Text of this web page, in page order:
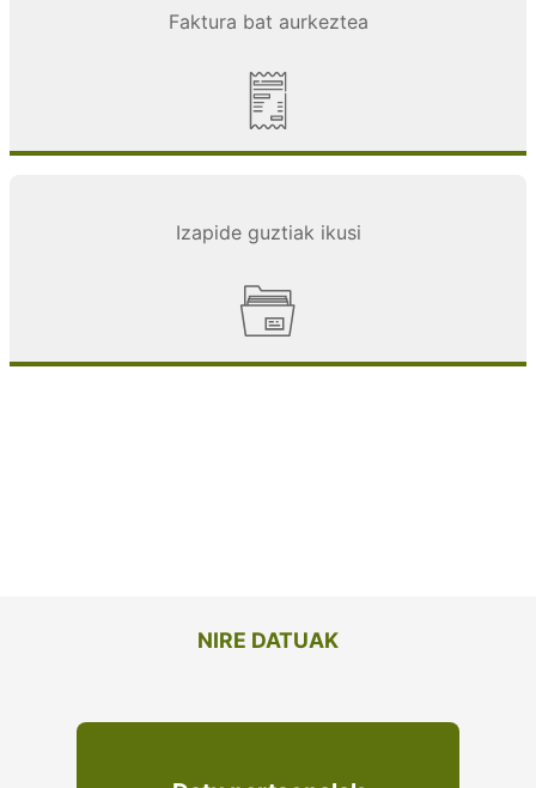
Faktura bat aurkeztea
Izapide guztiak ikusi
NIRE DATUAK